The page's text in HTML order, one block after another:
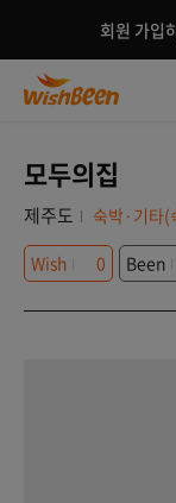
회원 가입
모두의집
제주도
숙박·기타(
Wish
0 Been